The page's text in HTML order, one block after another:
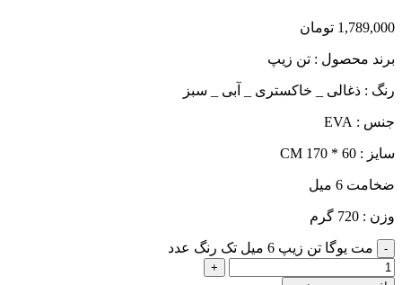
1,789,000 تومان
برند محصول : تن زیپ
رنگ : ذغالی _ خاکستری _ آبی _ سبز
جنس : EVA
سایز : 60 * 170 CM
ضخامت 6 میل
وزن : 720 گرم
مت یوگا تن زیپ 6 میل تک رنگ عدد